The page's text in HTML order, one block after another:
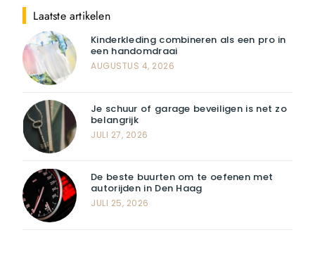
Laatste artikelen
Kinderkleding combineren als een pro in
een handomdraai
AUGUSTUS 4, 2026
Je schuur of garage beveiligen is net zo
belangrijk
JULI 27, 2026
De beste buurten om te oefenen met
autorijden in Den Haag
JULI 25, 2026